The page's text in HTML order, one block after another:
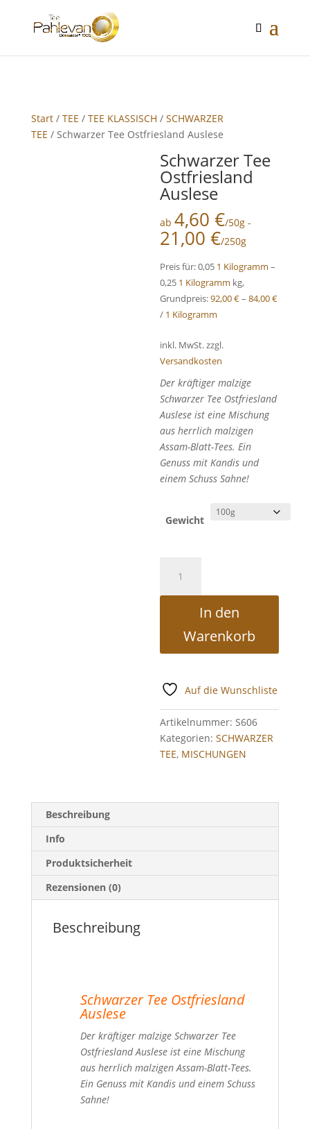
Start/ TEE / TEE KLASSISCH / SCHWARZER
TEE / Schwarzer Tee Ostfriesland Auslese
Schwarzer Tee
Ostfriesland
Auslese
ab4,60€/50g -
21,00€/250g
Preis für: 0,05 1 Kilogramm –
0,25 1 Kilogramm kg,
Grundpreis:92,00€–84,00€
/ 1 Kilogramm
inkl. MwSt.zzgl.
Versandkosten
Der kräftiger malzige
Schwarzer Tee Ostfriesland
Auslese ist eine Mischung
aus herrlich malzigen
Assam-Blatt-Tees. Ein
Genuss mit Kandis und
einem Schuss Sahne!
Gewicht
Ostfriesland
In den
Warenkorb
Auf die Wunschliste
Artikelnummer: S606
Kategorien:SCHWARZER
TEE, MISCHUNGEN
Beschreibung
Info
Produktsicherheit
Rezensionen (0)
Beschreibung
Schwarzer Tee Ostfriesland
Auslese
Der kräftiger malzige Schwarzer Tee
Ostfriesland Auslese ist eine Mischung
aus herrlich malzigen Assam-Blatt-Tees.
Ein Genuss mit Kandis und einem Schuss
Sahne!